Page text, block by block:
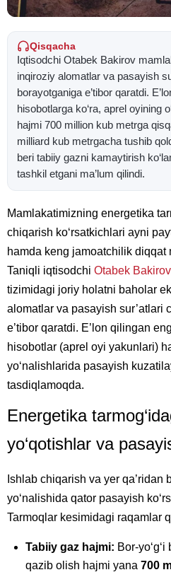
Qisqacha
Iqtisodchi Otabek Bakirov
inqiroziy alomatlar va pasayish
borayotganiga e’tibor qaratdi.
hisobotlarga ko‘ra, aprel oyining
hajmi 700 million kub metrga
milliard kub metrgacha tushib
beri tabiiy gazni kamaytirish
tashkil etgani ma’lum qilindi.
Mamlakatimizning energetika
chiqarish ko‘rsatkichlari ayni
hamda keng jamoatchilik diqqat
Taniqli iqtisodchi Otabek Bakirov
tizimidagi joriy holatni baholar
alomatlar va pasayish sur’atlari
e’tibor qaratdi. E’lon qilingan
hisobotlar (aprel oyi yakunlari)
yo‘nalishlarida pasayish
tasdiqlamoqda.
Energetika
yo‘qotishlar va
Ishlab chiqarish va yer qa’ridan
yo‘nalishida qator pasayish
Tarmoqlar kesimidagi raqamlar
Tabiiy gaz hajmi: Bor-
qazib olish hajmi yana 700